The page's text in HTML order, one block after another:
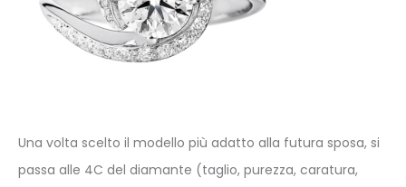
Una volta scelto il modello più adatto alla futura sposa, si
passa alle 4C del diamante (taglio, purezza, caratura,